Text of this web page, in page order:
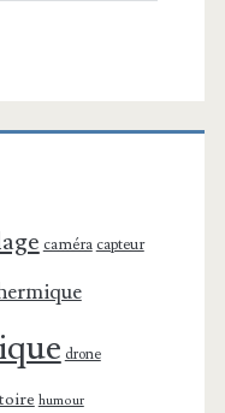
caméra capteur
drone
humour